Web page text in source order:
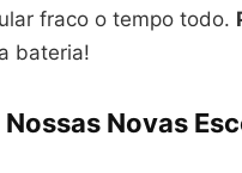
fraco o tempo todo.
bateria!
Novas